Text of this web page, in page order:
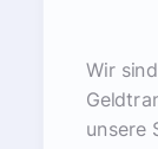
Wir
unsere